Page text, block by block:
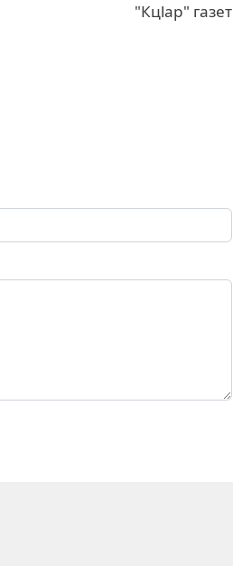
"Кцlар" газет